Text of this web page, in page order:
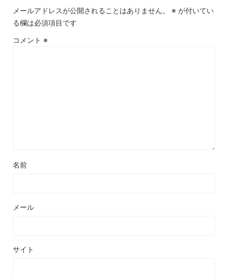
メールアドレスが公開されることはありません。 ※ が付いてい
る欄は必須項目です
コメント ※
名前
メール
サイト